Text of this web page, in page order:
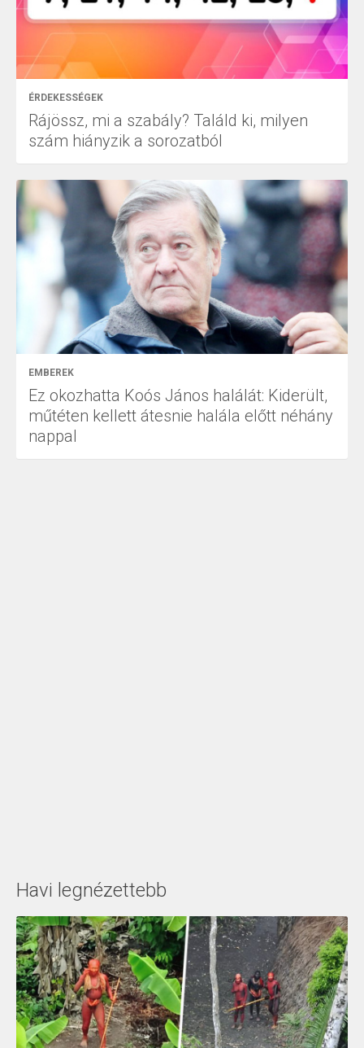
ÉRDEKESSÉGEK
Rájössz, mi a szabály? Találd ki, milyen
szám hiányzik a sorozatból
EMBEREK
Ez okozhatta Koós János halálát: Kiderült,
műtéten kellett átesnie halála előtt néhány
nappal
Havi legnézettebb